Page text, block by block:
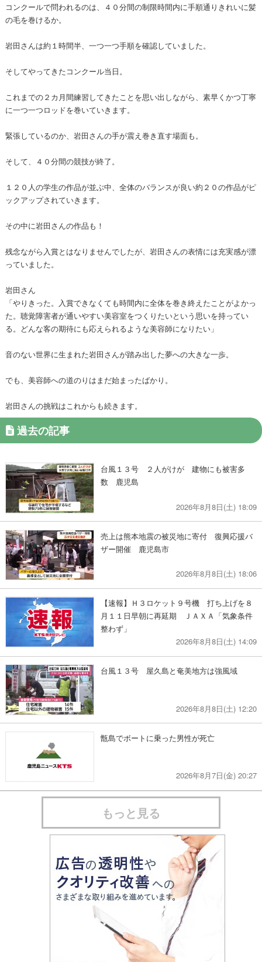
コンクールで問われるのは、４０分間の制限時間内に手順通りきれいに髪
の毛を巻けるか。
岩田さんは約１時間半、一つ一つ手順を確認していました。
そしてやってきたコンクール当日。
これまでの２カ月間練習してきたことを思い出しながら、素早くかつ丁寧
に一つ一つロッドを巻いていきます。
緊張しているのか、岩田さんの手が震え巻き直す場面も。
そして、４０分間の競技が終了。
１２０人の学生の作品が並ぶ中、全体のバランスが良い約２０の作品がピ
ックアップされていきます。
その中に岩田さんの作品も！
残念ながら入賞とはなりませんでしたが、岩田さんの表情には充実感が漂
っていました。
岩田さん
「やりきった。入賞できなくても時間内に全体を巻き終えたことがよかっ
た。聴覚障害者が通いやすい美容室をつくりたいという思いを持ってい
る。どんな客の期待にも応えられるような美容師になりたい」
音のない世界に生まれた岩田さんが踏み出した夢への大きな一歩。
でも、美容師への道のりはまだ始まったばかり。
岩田さんの挑戦はこれからも続きます。
過去の記事
台風１３号 ２人がけが 建物にも被害多
数 鹿児島
2026年8月8日(土) 18:09
売上は熊本地震の被災地に寄付 復興応援バ
ザー開催 鹿児島市
2026年8月8日(土) 18:06
【速報】Ｈ３ロケット９号機 打ち上げを８
月１１日早朝に再延期 ＪＡＸＡ「気象条件
整わず」
2026年8月8日(土) 14:09
台風１３号 屋久島と奄美地方は強風域
2026年8月8日(土) 12:20
甑島でボートに乗った男性が死亡
2026年8月7日(金) 20:27
もっと見る